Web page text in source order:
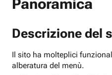
Panoramica
Descrizione del
Il sito ha molteplici
alberatura del menù.